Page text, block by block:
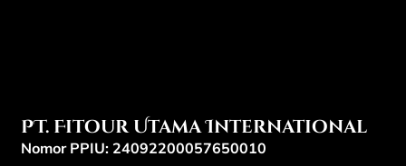
PT. Fitour Utama International
Nomor PPIU: 24092200057650010